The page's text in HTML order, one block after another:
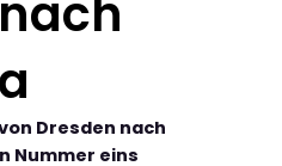
Dresden nach
Nummer eins